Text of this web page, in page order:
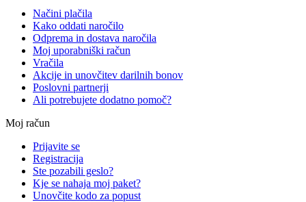
Načini plačila
Kako oddati naročilo
Odprema in dostava naročila
Moj uporabniški račun
Vračila
Akcije in unovčitev darilnih bonov
Poslovni partnerji
Ali potrebujete dodatno pomoč?
Moj račun
Prijavite se
Registracija
Ste pozabili geslo?
Kje se nahaja moj paket?
Unovčite kodo za popust